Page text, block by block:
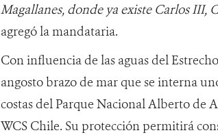
Magallanes, donde ya existe Carlos III,
agregó la mandataria.
Con influencia de las aguas del
angosto brazo de mar que se interna
costas del Parque Nacional Alberto de
WCS Chile. Su protección permitirá